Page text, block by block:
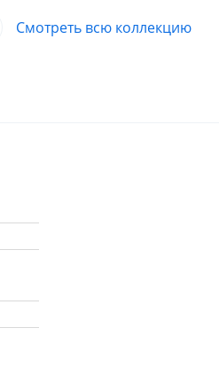
Смотреть всю коллекцию